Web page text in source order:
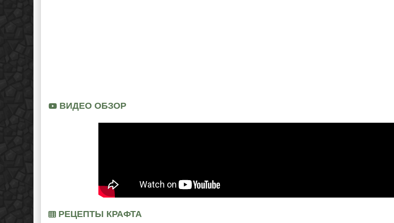
ВИДЕО ОБЗОР
РЕЦЕПТЫ КРАФТА